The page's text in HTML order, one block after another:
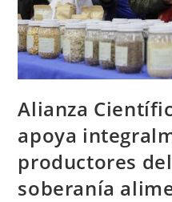
Alianza
apoya
productores
soberanía